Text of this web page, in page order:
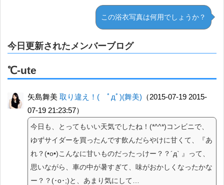
この浴衣写真は何用でしょうか？
今日更新されたメンバーブログ
℃-ute
矢島舞美 取り違え！( ﾟдﾟ)(舞美) （2015-07-19 2015-
07-19 21:23:57）
今日も、とってもいい天気でしたね！(*^^*)コンビニで、
ゆずサイダーを買ったんです飲んだらやけに甘くて、『あ
れ？(•o•)こんなに甘いものだったっけー？？´д` 』って、
思いながら、車の中が暑すぎて、味がおかしくなったかな
ー？？(･o･;)と、あまり気にして…